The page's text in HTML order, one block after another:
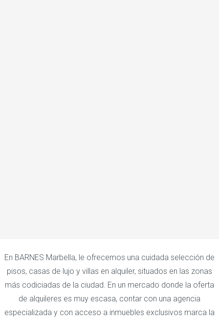
En BARNES Marbella, le ofrecemos una cuidada selección de
pisos, casas de lujo y villas en alquiler, situados en las zonas
más codiciadas de la ciudad. En un mercado donde la oferta
de alquileres es muy escasa, contar con una agencia
especializada y con acceso a inmuebles exclusivos marca la